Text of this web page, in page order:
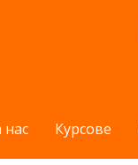
нас Курсове